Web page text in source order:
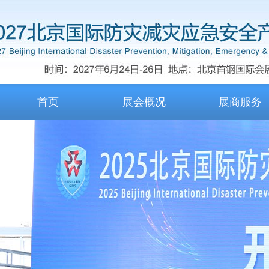
首页 展会概况 展商服务